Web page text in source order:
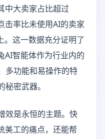
中大卖家占比超过
击率比未使用AI的卖家
。这一数据充分证明了
AI智能体作为行业内的
多功能和易操作的特
密武器。
效是永恒的主题。快
美工的痛点，还能帮